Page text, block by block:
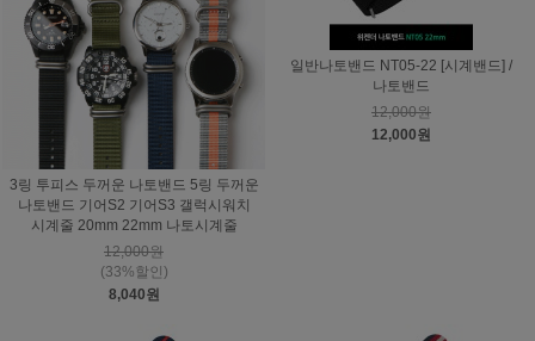
3링 투피스 두꺼운 나토밴드 5링 두꺼운
나토밴드 기어S2 기어S3 갤럭시워치
시계줄 20mm 22mm 나토시계줄
12,000원
(33%할인)
8,040원
일반나토밴드 NT05-22 [시계밴드] /
나토밴드
12,000원
12,000원